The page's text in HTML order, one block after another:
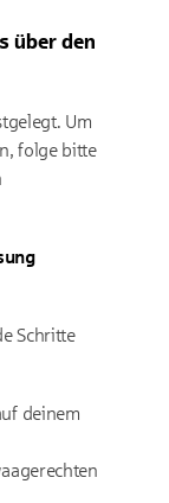
über den
Um
, folge bitte
Schritte
deinem